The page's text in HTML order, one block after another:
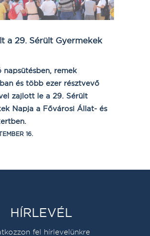
a 29. Sérült Gyermekek
napsütésben, remek
és több ezer résztvevő
zajlott le a 29. Sérült
Napja a Fővárosi Állat- és
16.
HÍRLEVÉL
fel hírlevelünkre